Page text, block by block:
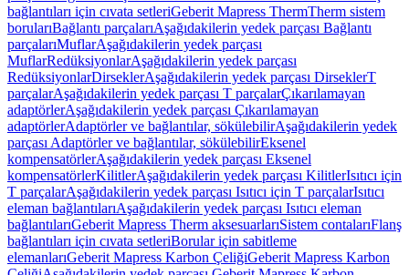
bağlantıları için cıvata setleriGeberit Mapress ThermTherm sistem
borularıBağlantı parçalarıAşağıdakilerin yedek parçası Bağlantı
parçalarıMuflarAşağıdakilerin yedek parçası
MuflarRedüksiyonlarAşağıdakilerin yedek parçası
RedüksiyonlarDirseklerAşağıdakilerin yedek parçası DirseklerT
parçalarAşağıdakilerin yedek parçası T parçalarÇıkarılamayan
adaptörlerAşağıdakilerin yedek parçası Çıkarılamayan
adaptörlerAdaptörler ve bağlantılar, sökülebilirAşağıdakilerin yedek
parçası Adaptörler ve bağlantılar, sökülebilirEksenel
kompensatörlerAşağıdakilerin yedek parçası Eksenel
kompensatörlerKilitlerAşağıdakilerin yedek parçası KilitlerIsıtıcı için
T parçalarAşağıdakilerin yedek parçası Isıtıcı için T parçalarIsıtıcı
eleman bağlantılarıAşağıdakilerin yedek parçası Isıtıcı eleman
bağlantılarıGeberit Mapress Therm aksesuarlarıSistem contalarıFlanş
bağlantıları için cıvata setleriBorular için sabitleme
elemanlarıGeberit Mapress Karbon ÇeliğiGeberit Mapress Karbon